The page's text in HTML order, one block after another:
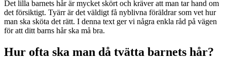
Det lilla barnets hår är mycket skört och kräver att man tar hand om
det försiktigt. Tyärr är det väldigt få nyblivna föräldrar som vet hur
man ska sköta det rätt. I denna text ger vi några enkla råd på vägen
för att ditt barns hår ska må bra.
Hur ofta ska man då tvätta barnets hår?